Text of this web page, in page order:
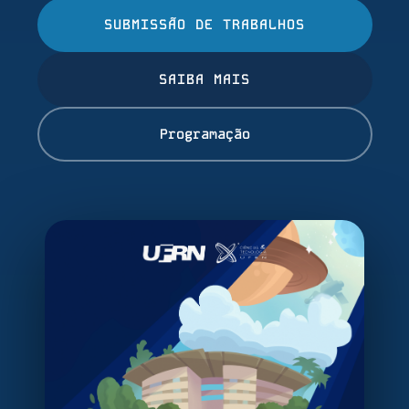
SUBMISSÃO DE TRABALHOS
SAIBA MAIS
Programação